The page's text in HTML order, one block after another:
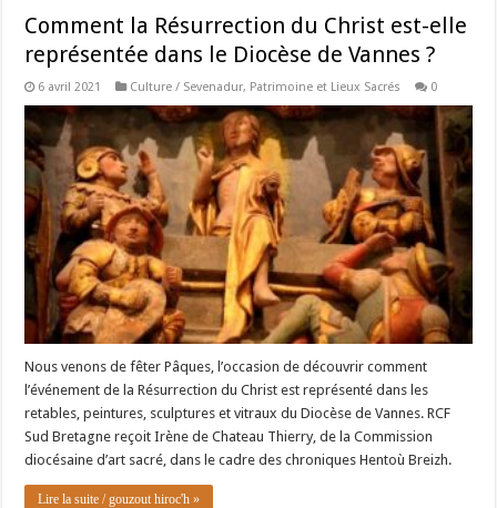
Comment la Résurrection du Christ est-elle
représentée dans le Diocèse de Vannes ?
6 avril 2021 Culture / Sevenadur, Patrimoine et Lieux Sacrés 0
Nous venons de fêter Pâques, l’occasion de découvrir comment
l’événement de la Résurrection du Christ est représenté dans les
retables, peintures, sculptures et vitraux du Diocèse de Vannes. RCF
Sud Bretagne reçoit Irène de Chateau Thierry, de la Commission
diocésaine d’art sacré, dans le cadre des chroniques Hentoù Breizh.
Lire la suite / gouzout hiroc'h »